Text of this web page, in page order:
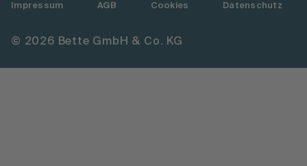
Impressum AGB Cookies Datenschutz
© 2026 Bette GmbH & Co. KG